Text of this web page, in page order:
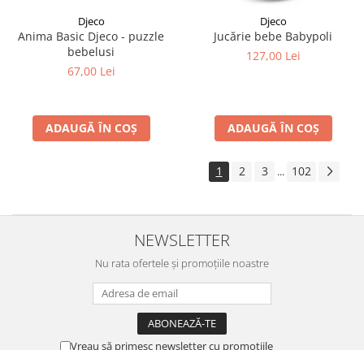
Djeco
Anima Basic Djeco - puzzle
bebelusi
67,00 Lei
ADAUGĂ ÎN COȘ
Djeco
Jucărie bebe Babypoli
127,00 Lei
ADAUGĂ ÎN COȘ
1 2 3 ... 102
NEWSLETTER
Nu rata ofertele și promoțiile noastre
Vreau să primesc newsletter cu promoțiile